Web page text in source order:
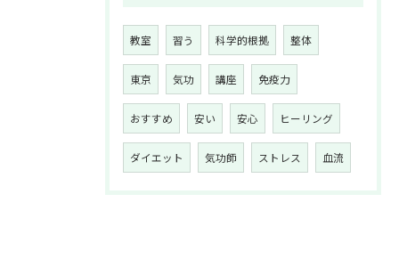
教室 習う 科学的根拠 整体
東京 気功 講座 免疫力
おすすめ 安い 安心 ヒーリング
ダイエット 気功師 ストレス 血流